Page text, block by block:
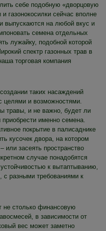
себе подобную «дворцовую
газонокосилки сейчас вполне
выпускаются на любой вкус и
семена отдельных
лужайку, подобной которой
спектр газонных трав в
торговая компания
таких насаждений
целями и возможностями.
травы, и не важно, будет ли
именно семена.
покрытие в палисаднике
кусочек двора, на котором
или засеять пространство
случае понадобятся
к вытаптыванию,
разными требованиями к
не столько финансовую
в зависимости от
вес может заметно